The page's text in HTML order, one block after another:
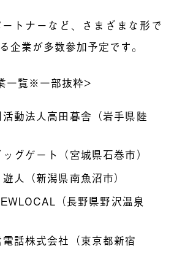
トナーなど、さまざまな形で
企業が多数参加予定です。
一覧※一部抜粋>
動法人高田暮舎（岩手県陸
グゲート（宮城県石巻市）
人（新潟県南魚沼市）
（長野県野沢温泉
話株式会社（東京都新宿